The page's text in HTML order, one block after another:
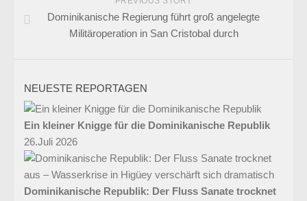
Dominikanische Regierung führt groß angelegte
Militäroperation in San Cristobal durch
NEUESTE REPORTAGEN
Ein kleiner Knigge für die Dominikanische Republik
26.Juli 2026
Dominikanische Republik: Der Fluss Sanate trocknet